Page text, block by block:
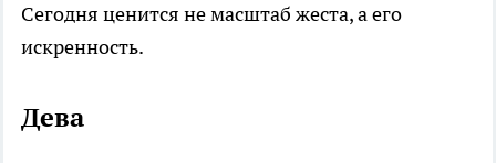
Сегодня ценится не масштаб жеста, а его
искренность.
Дева